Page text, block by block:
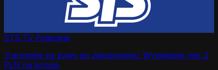
STS TV Polecane
Transmisje na żywo po zalogowaniu. Wymagane min. 2
PLN na koncie.